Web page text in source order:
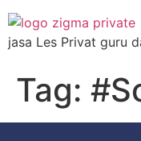
jasa Les Privat guru
Tag: